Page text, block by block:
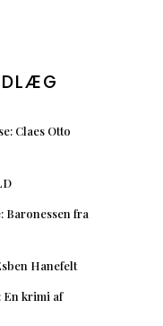
Claes Otto
Baronessen fra
Hanefelt
En krimi af